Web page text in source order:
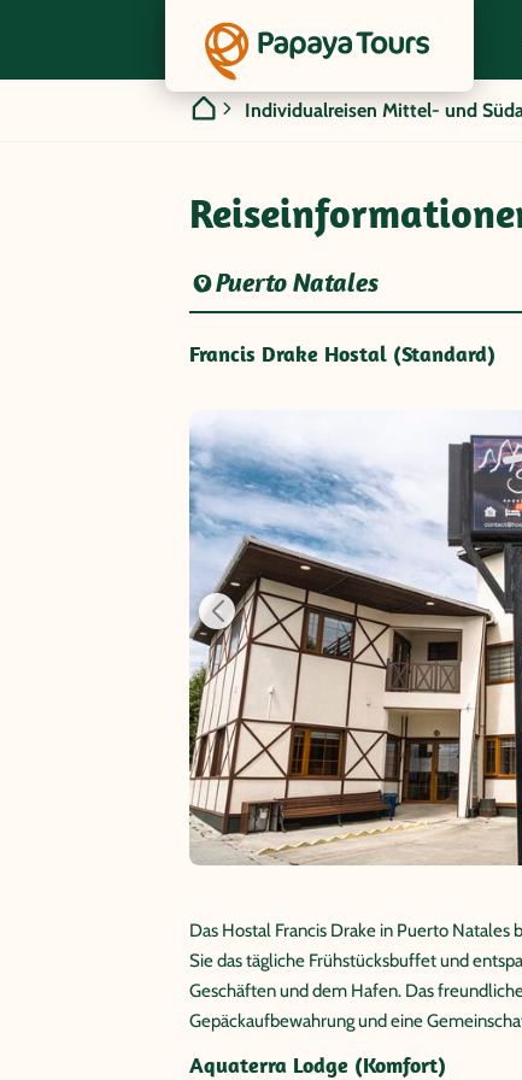
Individualreisen Mittel- und
Puerto Natales
Francis Drake Hostal (Standard)
Das Hostal Francis Drake in Puerto
Sie das tägliche Frühstücksbuffet und
Geschäften und dem Hafen. Das
Gepäckaufbewahrung und eine
Aquaterra Lodge (Komfort)